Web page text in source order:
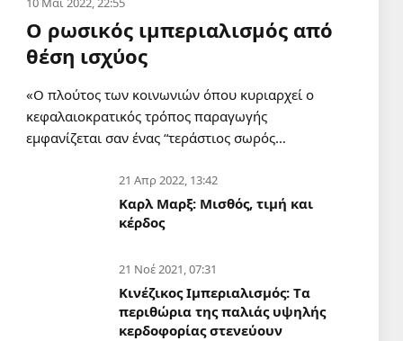
τερματισμό των απευθείας
διαπραγματεύσεων με το
Ισραήλ
6 Αυγ 2026, 18:18
ΠΟΛΙΤΙΣΜΟΣ
Εν γνώσει των συνεπειών, με
σεμνότητα και χωρίς φόβο
ΔΙΕΘΝΗ
Εχει καταρρεύσει το όραμα του
αναδιαμόρφωση της Μέσης
Ανατολής;
6 Αυγ 2026, 08:50
ΣΑΝ ΣΗΜΕΡΑ
Ο ρωσικός ιμπεριαλισμός από
θέση ισχύος
«Ο πλούτος των κοινωνιών όπου κυριαρχεί ο
κεφαλαιοκρατικός τρόπος παραγωγής
εμφανίζεται σαν ένας “τεράστιος σωρός…
21 Απρ 2022, 13:42
Καρλ Μαρξ: Μισθός, τιμή και
κέρδος
21 Νοέ 2021, 07:31
Κινέζικος Ιμπεριαλισμός: Tα
περιθώρια της παλιάς υψηλής
κερδοφορίας στενεύουν